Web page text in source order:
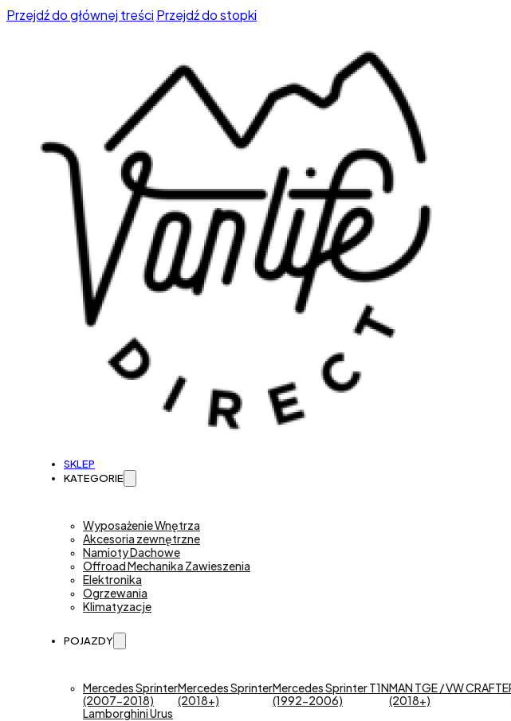
Przejdź do głównej treści Przejdź do stopki
SKLEP
KATEGORIE
Wyposażenie Wnętrza
Akcesoria zewnętrzne
Namioty Dachowe
Offroad Mechanika Zawieszenia
Elektronika
Ogrzewania
Klimatyzacje
POJAZDY
Mercedes Sprinter
(2007-2018)
Mercedes Sprinter
(2018+)
Mercedes Sprinter T1N
(1992-2006)
MAN TGE / VW
(2018+)
Lamborghini Urus